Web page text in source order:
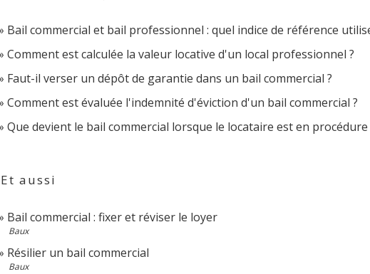
Bail commercial et bail professionnel : quel indice de référence
Comment est calculée la valeur locative d'un local professionnel ?
Faut-il verser un dépôt de garantie dans un bail commercial ?
Comment est évaluée l'indemnité d'éviction d'un bail commercial ?
Que devient le bail commercial lorsque le locataire est en procédure
Et aussi
Bail commercial : fixer et réviser le loyer
Baux
Résilier un bail commercial
Baux